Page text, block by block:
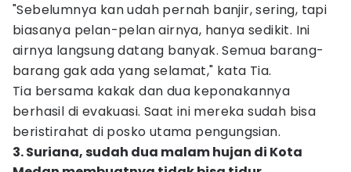
"Sebelumnya kan udah pernah banjir, sering, tapi
biasanya pelan-pelan airnya, hanya sedikit. Ini
airnya langsung datang banyak. Semua barang-
barang gak ada yang selamat," kata Tia.
Tia bersama kakak dan dua keponakannya
berhasil di evakuasi. Saat ini mereka sudah bisa
beristirahat di posko utama pengungsian.
3. Suriana, sudah dua malam hujan di Kota